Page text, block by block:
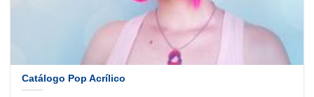
Catálogo Pop Acrílico